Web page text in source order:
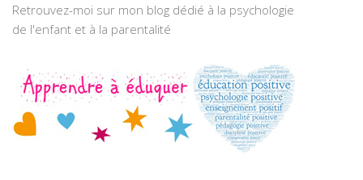
Retrouvez-moi sur mon blog dédié à la psychologie
de l'enfant et à la parentalité